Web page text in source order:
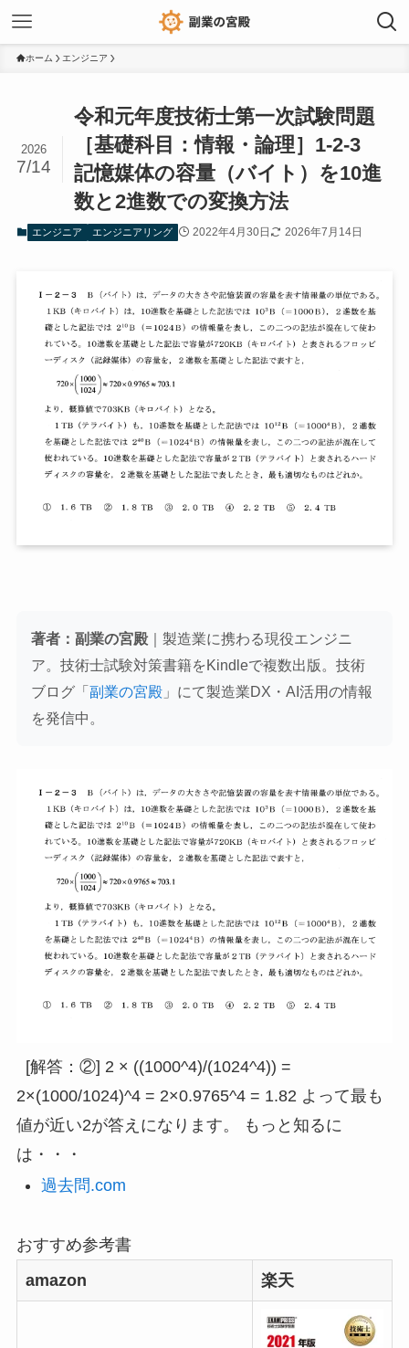
ホーム エンジニア
令和元年度技術士第一次試験問題
［基礎科目：情報・論理］1-2-3
記憶媒体の容量（バイト）を10進
数と2進数での変換方法
2026
7/14
エンジニア エンジニアリング 2022年4月30日 2026年7月14日
著者：副業の宮殿｜製造業に携わる現役エンジニ
ア。技術士試験対策書籍をKindleで複数出版。技術
ブログ「副業の宮殿 」にて製造業DX・AI活用の情報
を発信中。
[解答：②] 2 × ((1000^4)/(1024^4)) =
2×(1000/1024)^4 = 2×0.9765^4 = 1.82 よって最も
値が近い2が答えになります。 もっと知るに
は・・・
過去問.com
おすすめ参考書
amazon
楽天